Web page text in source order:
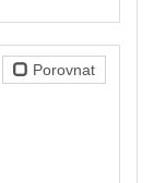
Porovnat